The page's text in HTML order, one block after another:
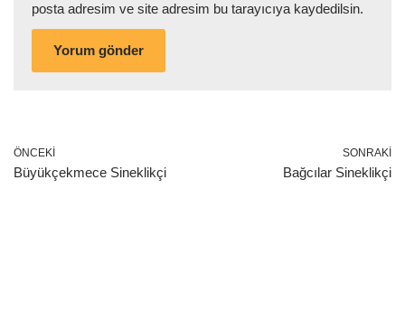
posta adresim ve site adresim bu tarayıcıya kaydedilsin.
ÖNCEKI
Büyükçekmece Sineklikçi
SONRAKI
Bağcılar Sineklikçi